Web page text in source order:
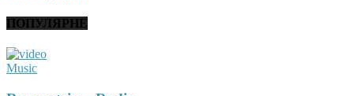
ПОПУЛЯРНЕ
Music